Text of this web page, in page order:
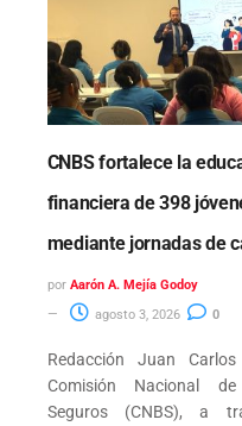
CNBS fortalece la
financiera de 398
mediante jornadas de
por Aarón A. Mejía Godoy
agosto 3, 2026
0
Redacción Juan
Comisión Nacional
Seguros (CNBS), a